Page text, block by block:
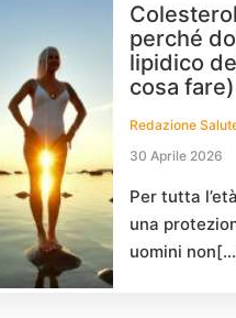
perché
lipidico
cosa fare)
Redazione
30 Aprile 2026
Per tutta
una
uomini